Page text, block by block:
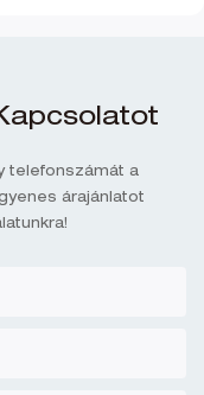
telefonszámát a
árajánlatot